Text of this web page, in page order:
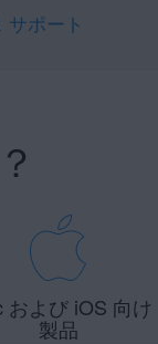
サポート
および iOS 向け
製品